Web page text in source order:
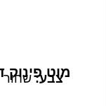
מוט פינוק
צבע: